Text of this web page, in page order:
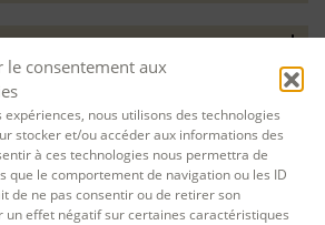
le consentement aux
nous utilisons des technologies
stocker et/ou accéder aux informations des
à ces technologies nous permettra de
que le comportement de navigation ou les ID
de ne pas consentir ou de retirer son
un effet négatif sur certaines caractéristiques
: